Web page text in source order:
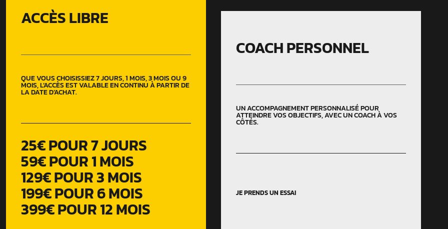
ACCÈS LIBRE
QUE VOUS CHOISISSIEZ 7 JOURS, 1 MOIS, 3 MOIS OU 9
MOIS, L’ACCÈS EST VALABLE EN CONTINU À PARTIR DE
LA DATE D’ACHAT.
25€ POUR 7 JOURS
59€ POUR 1 MOIS
129€ POUR 3 MOIS
199€ POUR 6 MOIS
399€ POUR 12 MOIS
COACH PERSONNEL
UN ACCOMPAGNEMENT PERSONNALISÉ POUR
ATTEINDRE VOS OBJECTIFS, AVEC UN COACH À VOS
CÔTÉS.
JE PRENDS UN ESSAI